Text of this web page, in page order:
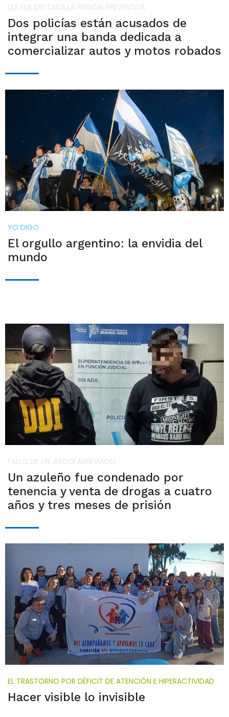
LES FUE DICTADA LA PRISIÓN PREVENTIVA
Dos policías están acusados de
integrar una banda dedicada a
comercializar autos y motos robados
YO DIGO
El orgullo argentino: la envidia del
mundo
FALLO DE UN JUICIO ABREVIADO
Un azuleño fue condenado por
tenencia y venta de drogas a cuatro
años y tres meses de prisión
EL TRASTORNO POR DÉFICIT DE ATENCIÓN E HIPERACTIVIDAD
Hacer visible lo invisible